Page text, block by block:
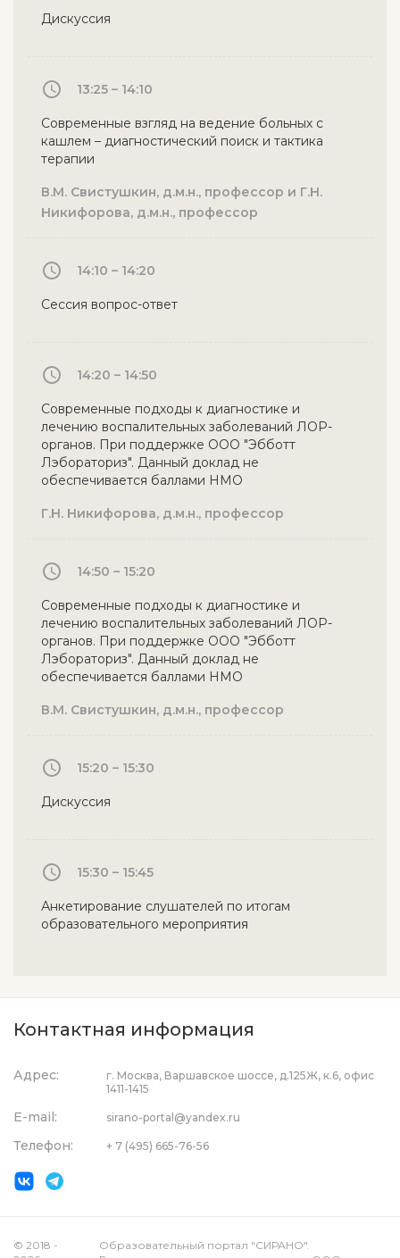
Дискуссия
13:25 – 14:10
Современные взгляд на ведение больных с
кашлем – диагностический поиск и тактика
терапии
В.М. Свистушкин, д.м.н., профессор и Г.Н.
Никифорова, д.м.н., профессор
14:10 – 14:20
Сессия вопрос-ответ
14:20 – 14:50
Современные подходы к диагностике и
лечению воспалительных заболеваний ЛОР-
органов. При поддержке ООО "Эбботт
Лэбораториз". Данный доклад не
обеспечивается баллами НМО
Г.Н. Никифорова, д.м.н., профессор
14:50 – 15:20
Современные подходы к диагностике и
лечению воспалительных заболеваний ЛОР-
органов. При поддержке ООО "Эбботт
Лэбораториз". Данный доклад не
обеспечивается баллами НМО
В.М. Свистушкин, д.м.н., профессор
15:20 – 15:30
Дискуссия
15:30 – 15:45
Анкетирование слушателей по итогам
образовательного мероприятия
Контактная информация
Адрес:
г. Москва, Варшавское шоссе, д.125Ж, к.6, офис
1411-1415
E-mail: sirano-portal@yandex.ru
Телефон: + 7 (495) 665-76-56
© 2018 -
Образовательный портал "СИРАНО".